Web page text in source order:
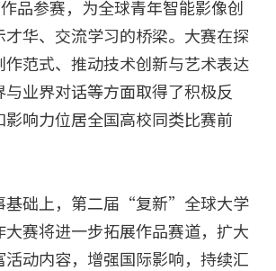
品参赛，为全球青年智能影像创
华、交流学习的桥梁。大赛在探
作范式、推动技术创新与艺术表达
业界对话等方面取得了积极反
影响力位居全国高校同类比赛前
础上，第二届“复新”全球大学
大赛将进一步拓展作品赛道，扩大
活动内容，增强国际影响，持续汇